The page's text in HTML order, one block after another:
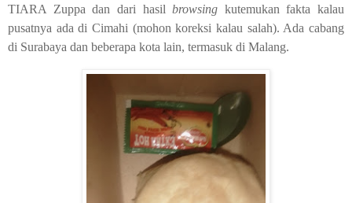
TIARA Zuppa dan dari hasilbrowsing kutemukan fakta kalau
pusatnya ada di Cimahi (mohon koreksi kalau salah). Ada cabang
di Surabaya dan beberapa kota lain, termasuk di Malang.